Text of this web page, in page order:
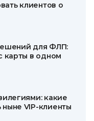
клиентов о
для ФЛП:
карты в одном
какие
VIP-клиенты